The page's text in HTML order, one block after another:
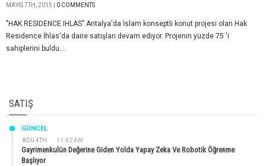
MAYIS 7TH, 2015 | 0 COMMENTS
"HAK RESIDENCE IHLAS" Antalya'da İslam konseptli konut projesi olan Hak
Residence İhlas'da daire satışları devam ediyor. Projenin yüzde 75 'i
sahiplerini buldu....
SATIŞ
AĞU 4TH 11:02 AM
GÜNCEL
Gayrimenkulün Değerine Giden Yolda Yapay Zeka Ve Robotik Öğrenme
Başlıyor